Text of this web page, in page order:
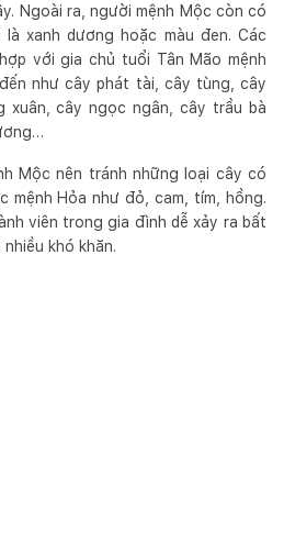
Ngoài ra, người mệnh Mộc còn có
xanh dương hoặc màu đen. Các
với gia chủ tuổi Tân Mão mệnh
như cây phát tài, cây tùng, cây
cây ngọc ngân, cây trầu bà
Mộc nên tránh những loại cây có
mệnh Hỏa như đỏ, cam, tím, hồng.
viên trong gia đình dễ xảy ra bất
khó khăn.